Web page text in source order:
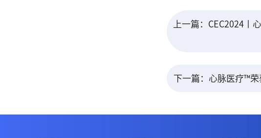
上一篇：CEC2024
下一篇：心脉医疗™